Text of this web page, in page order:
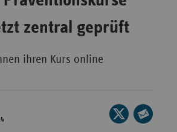
zentral geprüft
ihren Kurs online
Seite
auf